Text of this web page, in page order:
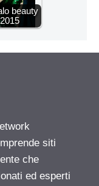
beauty
siti
che
ed esperti